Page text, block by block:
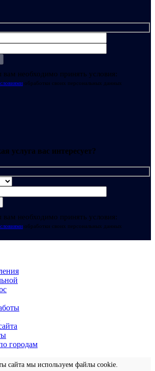
необходимо принять условия:
обработки своих персональных данных
услуга вас интересует?
необходимо принять условия:
обработки своих персональных данных
городам
сайта мы используем файлы cookie.